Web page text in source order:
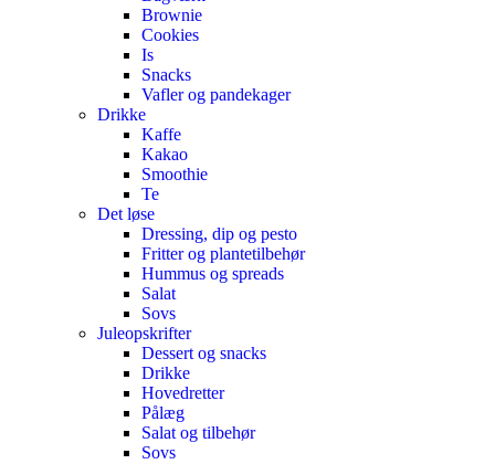
Brownie
Cookies
Is
Snacks
Vafler og pandekager
Drikke
Kaffe
Kakao
Smoothie
Te
Det løse
Dressing, dip og pesto
Fritter og plantetilbehør
Hummus og spreads
Salat
Sovs
Juleopskrifter
Dessert og snacks
Drikke
Hovedretter
Pålæg
Salat og tilbehør
Sovs